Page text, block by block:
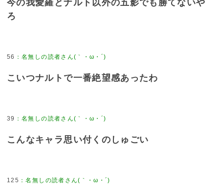
今の我愛羅とナルト以外の五影でも勝てないや
ろ
56
こいつナルトで一番絶望感あったわ
39
こんなキャラ思い付くのしゅごい
125